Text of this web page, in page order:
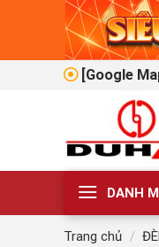
[Google
DANH
Trang chủ /